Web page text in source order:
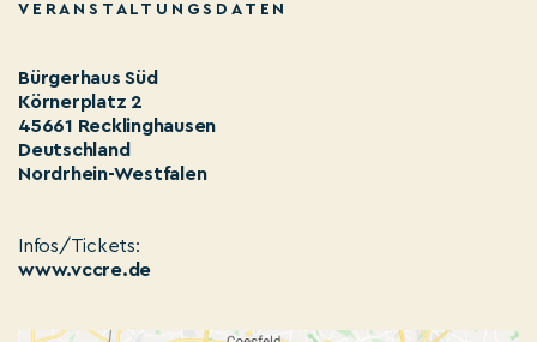
VERANSTALTUNGSDATEN
Bürgerhaus Süd
Körnerplatz 2
45661 Recklinghausen
Deutschland
Nordrhein-Westfalen
Infos/Tickets:
www.vccre.de